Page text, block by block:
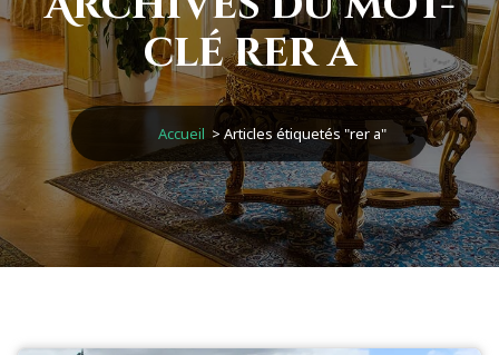
clé rer a
Accueil > Articles étiquetés "rer a"